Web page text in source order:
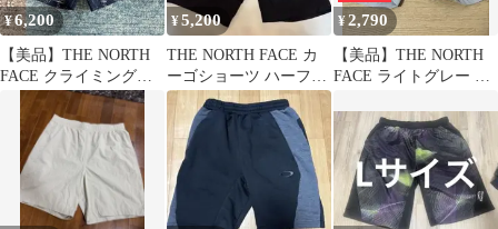
¥6,200
【美品】THE NORTH
FACE クライミングサ
マーショーツ NB41939
¥5,200
THE NORTH FACE カ
ーゴショーツ ハーフパ
ンツ
¥2,790
【美品】THE NORTH
FACE ライトグレー シ